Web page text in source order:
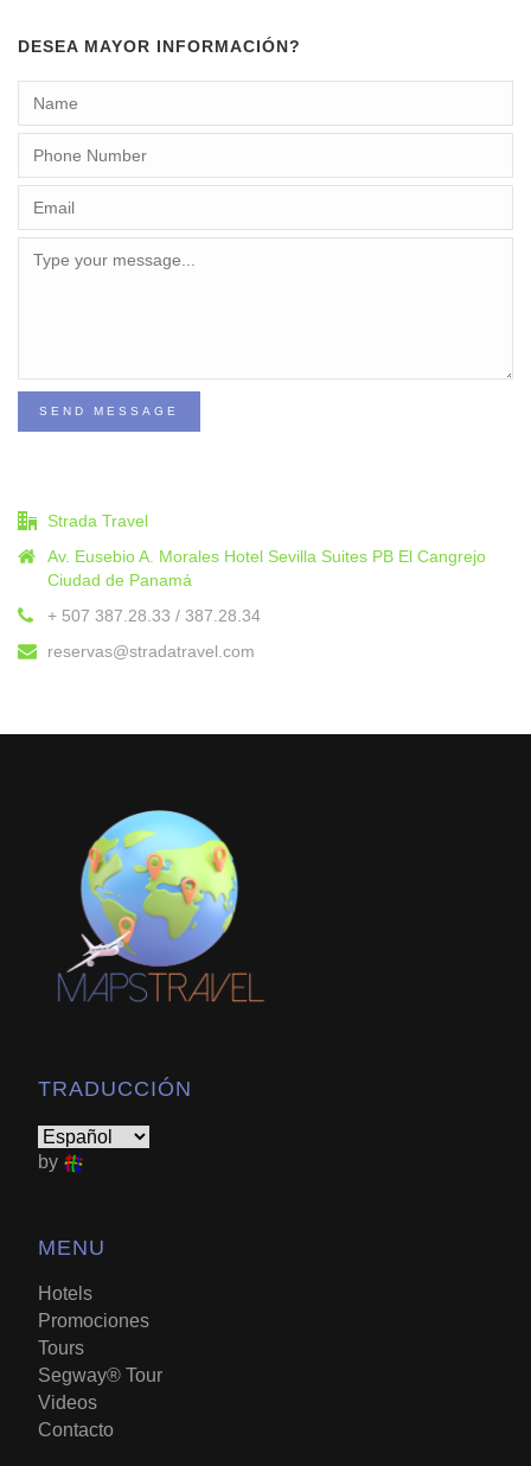
DESEA MAYOR INFORMACIÓN?
SEND MESSAGE
Strada Travel
Av. Eusebio A. Morales Hotel Sevilla Suites PB El Cangrejo
Ciudad de Panamá
+ 507 387.28.33 / 387.28.34
reservas@stradatravel.com
TRADUCCIÓN
by
MENU
Hotels
Promociones
Tours
Segway® Tour
Videos
Contacto